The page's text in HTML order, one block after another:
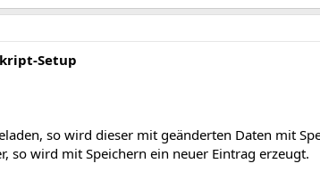
Setup
so wird dieser mit geänderten Daten mit
so wird mit Speichern ein neuer Eintrag erzeugt.